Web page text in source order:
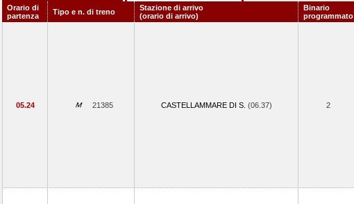
Orario di
partenza
Tipo e n. di treno
Stazione di arrivo
(orario di arrivo)
Binario
programmato
05.24 21385 CASTELLAMMARE DI S. (06.37) 2